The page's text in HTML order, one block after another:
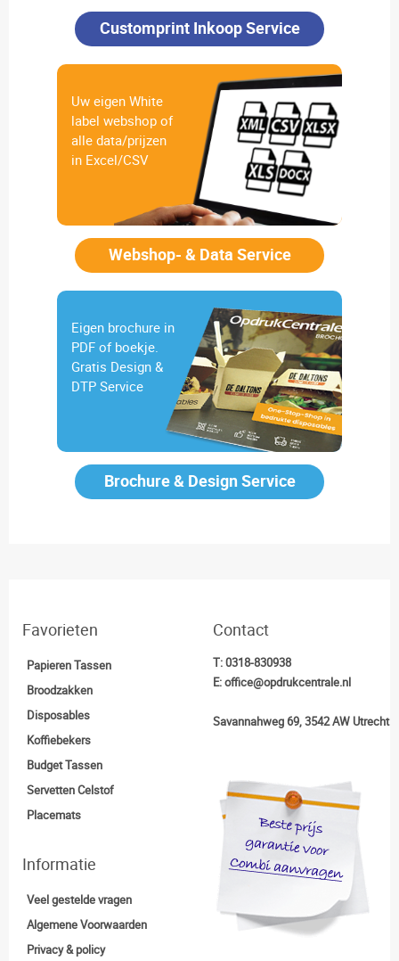
Customprint Inkoop Service
Uw eigen White
label webshop of
alle data/prijzen
in Excel/CSV
Webshop- & Data Service
Eigen brochure in
PDF of boekje.
Gratis Design &
DTP Service
Brochure & Design Service
Favorieten
Papieren Tassen
Broodzakken
Disposables
Koffiebekers
Budget Tassen
Servetten Celstof
Placemats
Contact
T:0318-830938
E:office@opdrukcentrale.nl
Savannahweg 69, 3542 AW Utrecht
Informatie
Veel gestelde vragen
Algemene Voorwaarden
Privacy & policy